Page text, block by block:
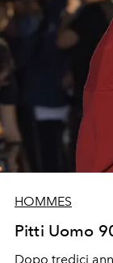
HOMMES
Pitti Uomo
Dopo tredici